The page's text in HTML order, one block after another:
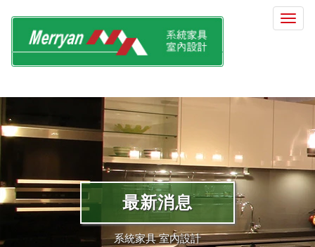
選
最新消息
系統家具 室內設計